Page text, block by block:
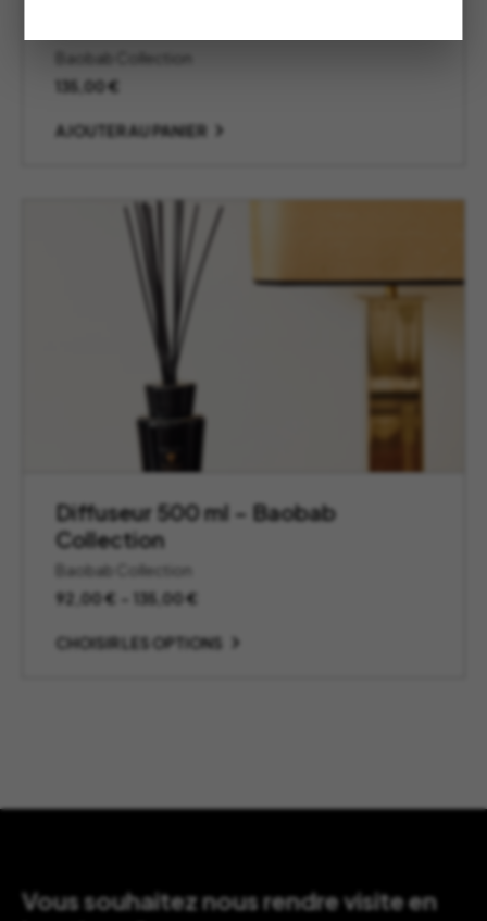
135,00 €
AJOUTER AU PANIER
Diffuseur 500 ml – Baobab
Collection
Baobab Collection
92,00€ 135,00€
prix :
CHOISIR LES OPTIONS
Vous souhaitez nous rendre visite en